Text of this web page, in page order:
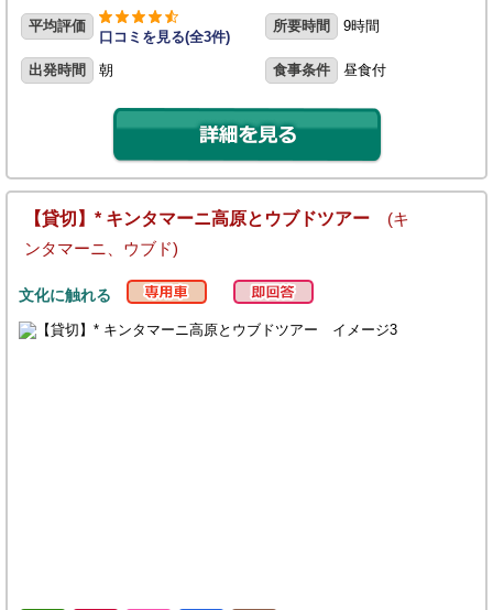
平均評価
口コミを見る(全3件)
所要時間 9時間
出発時間 朝 食事条件 昼食付
【貸切】* キンタマーニ高原とウブドツアー (キ
ンタマーニ、ウブド)
文化に触れる